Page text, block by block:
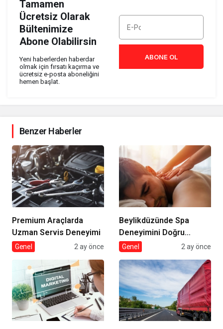
Tamamen
Ücretsiz Olarak
Bültenimize
Abone Olabilirsin
Yeni haberlerden haberdar
olmak için fırsatı kaçırma ve
ücretsiz e-posta aboneliğini
hemen başlat.
ABONE OL
Benzer Haberler
Premium Araçlarda
Uzman Servis Deneyimi
Genel 2 ay önce
Beylikdüzünde Spa
Deneyimini Doğru
Seçmek
Genel 2 ay önce